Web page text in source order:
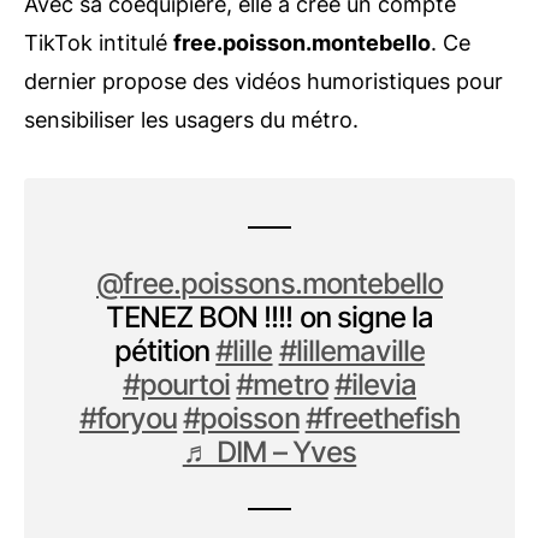
TikTok intitulé free.poisson.montebello. Ce
dernier propose des vidéos humoristiques pour
sensibiliser les usagers du métro.
@free.poissons.montebello
TENEZ BON !!!! on signe la
pétition#lille #lillemaville
#pourtoi#metro#ilevia
#foryou#poisson#freethefish
♬ DIM – Yves